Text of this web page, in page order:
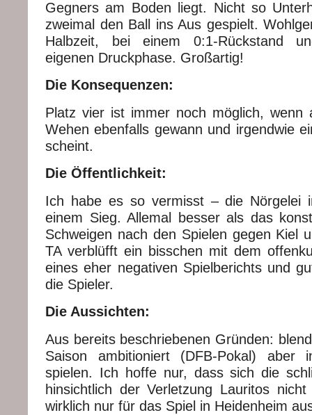
Gegners am Boden liegt. Nicht so
zweimal den Ball ins Aus gespielt.
Halbzeit, bei einem 0:1-Rückstand
eigenen Druckphase. Großartig!
Die Konsequenzen:
Platz vier ist immer noch möglich, wenn
Wehen ebenfalls gewann und irgendwie
scheint.
Die Öffentlichkeit:
Ich habe es so vermisst – die Nörgelei
einem Sieg. Allemal besser als das
Schweigen nach den Spielen gegen Kiel
TA verblüfft ein bisschen mit dem
eines eher negativen Spielberichts und
die Spieler.
Die Aussichten:
Aus bereits beschriebenen Gründen:
Saison ambitioniert (DFB-Pokal)
spielen. Ich hoffe nur, dass sich die
hinsichtlich der Verletzung Lauritos
wirklich nur für das Spiel in Heidenheim